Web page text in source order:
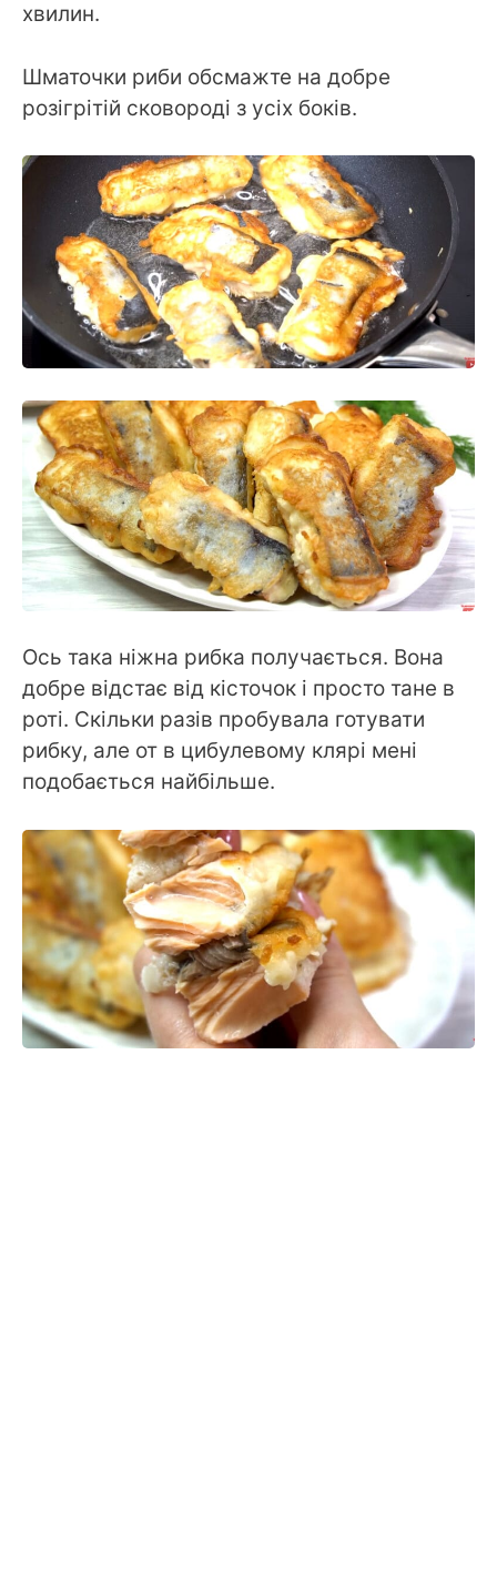
хвилин.
Шматочки риби обсмажте на добре
розігрітій сковороді з усіх боків.
Ось така ніжна рибка получається. Вона
добре відстає від кісточок і просто тане в
роті. Скільки разів пробувала готувати
рибку, але от в цибулевому клярі мені
подобається найбільше.